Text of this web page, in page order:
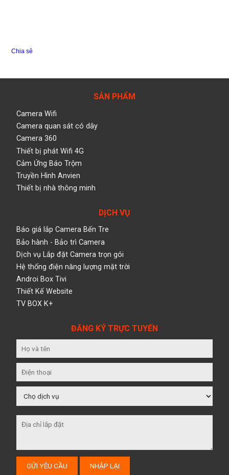
Chia sẻ
SẢN PHẨM
Camera Wifi
Camera quan sát có dây
Camera 360
Thiết bị phát Wifi 4G
Cảm Ứng Báo Trộm
Truyền Hình Anvien
Thiết bị nhà thông minh
DỊCH VỤ
Báo giá lắp Camera Bến Tre
Bảo hành - Bảo trì Camera
Dịch vụ Lắp đặt Camera trọn gói
Hệ thống điện năng lượng mặt trời
Androi Box Tivi
Thiết Kế Website
TV BOX K+
ĐĂNG KÝ TRỰC TUYẾN